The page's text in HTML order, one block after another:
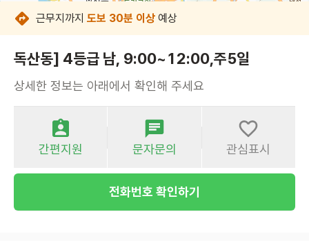
근무지까지 도보 30분 이상 예상
독산동] 4등급 남, 9:00~12:00,주5일
상세한 정보는 아래에서 확인해 주세요
간편지원 문자문의 관심표시
전화번호 확인하기